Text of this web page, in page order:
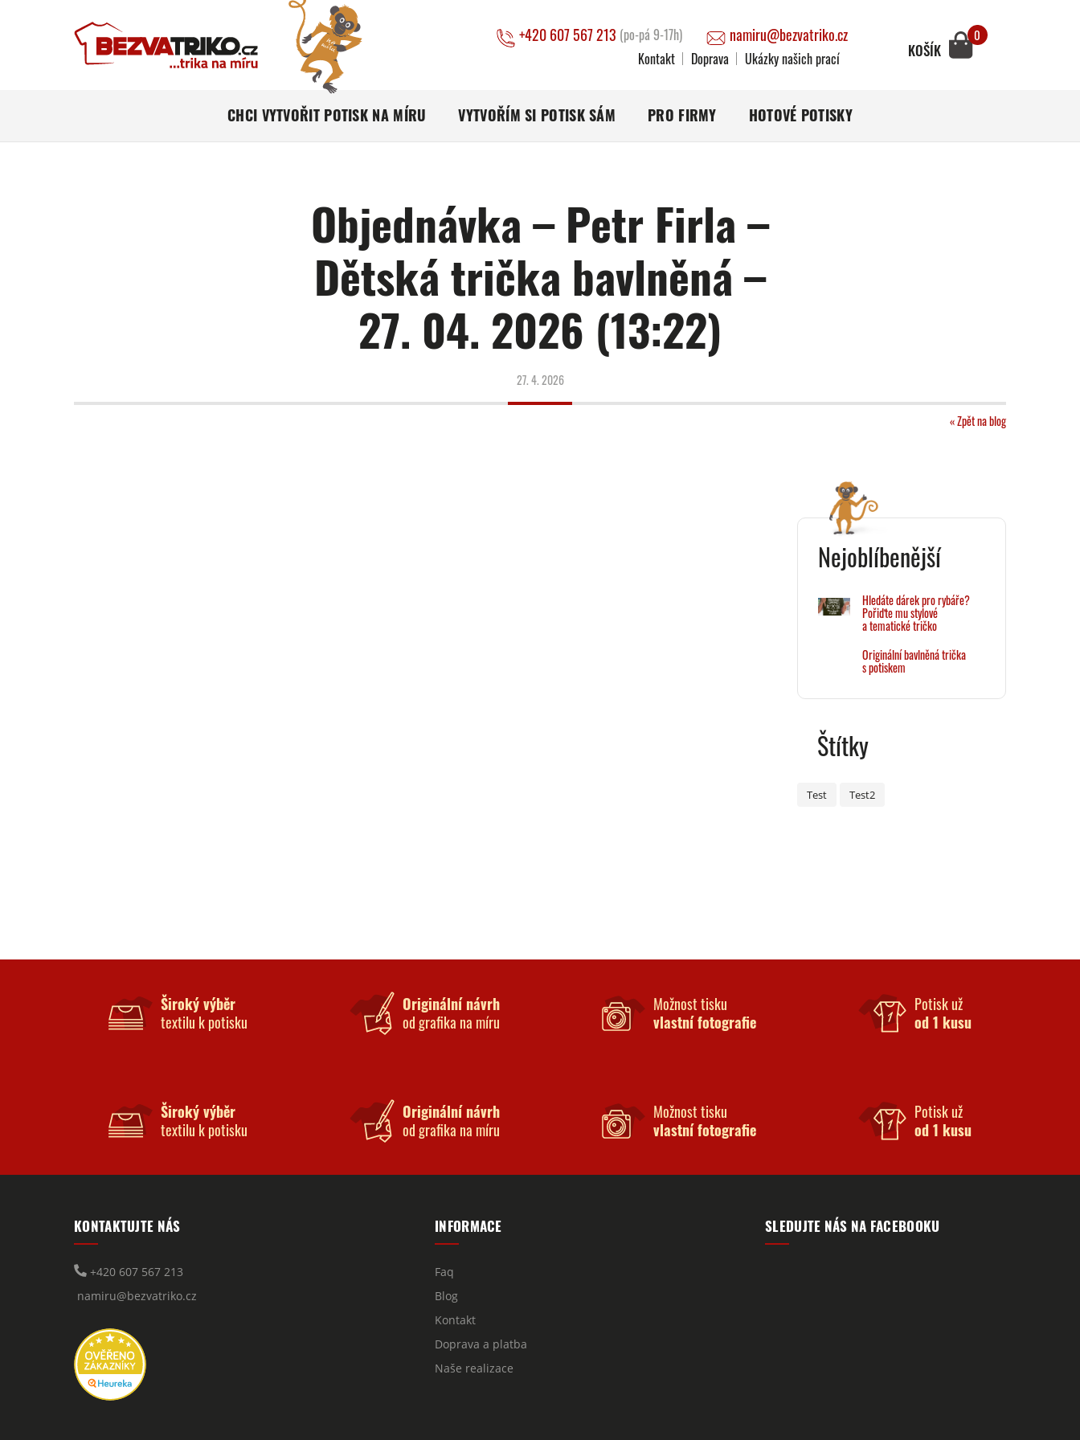
+420 607 567 213 (po-pá 9-17h) namiru@bezvatriko.cz
Kontakt Doprava Ukázky našich prací KOŠÍK
0
CHCI VYTVOŘIT POTISK NA MÍRU VYTVOŘÍM SI POTISK SÁM PRO FIRMY HOTOVÉ POTISKY
Objednávka – Petr Firla –
Dětská trička bavlněná –
27. 04. 2026 (13:22)
27. 4. 2026
« Zpět na blog
Nejoblíbenější
Hledáte dárek pro rybáře?
Pořiďte mu stylové
a tematické tričko
Originální bavlněná trička
s potiskem
Štítky
Test Test2
Široký výběr
textilu k potisku
Originální návrh
od grafika na míru
Možnost tisku
vlastní fotografie
Potisk už
od 1 kusu
Široký výběr
textilu k potisku
Originální návrh
od grafika na míru
Možnost tisku
vlastní fotografie
Potisk už
od 1 kusu
KONTAKTUJTE NÁS
+420 607 567 213
namiru@bezvatriko.cz
INFORMACE
Faq
Blog
Kontakt
Doprava a platba
Naše realizace
SLEDUJTE NÁS NA FACEBOOKU